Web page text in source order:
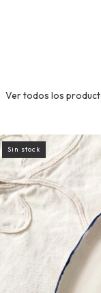
Ver todos los
Sin stock